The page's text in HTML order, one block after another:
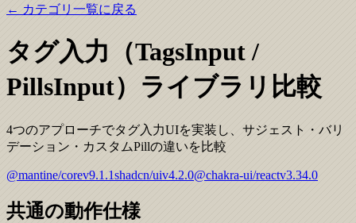
← カテゴリ一覧に戻る
タグ入力（TagsInput /
PillsInput）ライブラリ比較
4つのアプローチでタグ入力UIを実装し、サジェスト・バリ
デーション・カスタムPillの違いを比較
@mantine/corev9.1.1shadcn/uiv4.2.0@chakra-ui/reactv3.34.0
共通の動作仕様